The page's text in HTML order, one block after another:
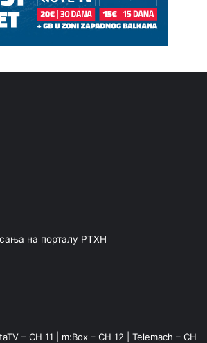
на порталу РТХН
– CH 11 | m:Box – CH 12 | Telemach – CH